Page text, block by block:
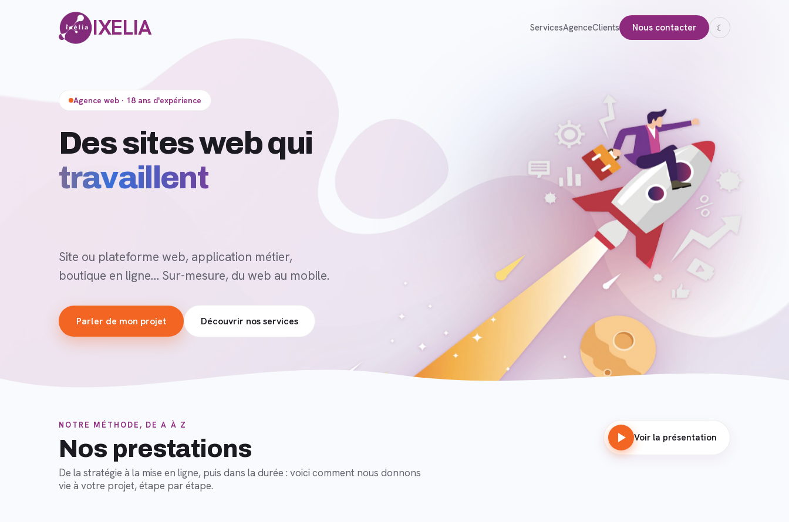
IXELIA ServicesAgenceClients Nous contacter ☾
Agence web · 18 ans d'expérience
De
Site ou plateforme web, application métier,
boutique en ligne… Sur-mesure, du web au mobile.
Parler de mon projet Découvrir nos services
NOTRE MÉTHODE, DE A À Z
Nos prestations
De la stratégie à la mise en ligne, puis dans la durée : voici comment nous donnons
vie à votre projet, étape par étape.
Voir la présentation